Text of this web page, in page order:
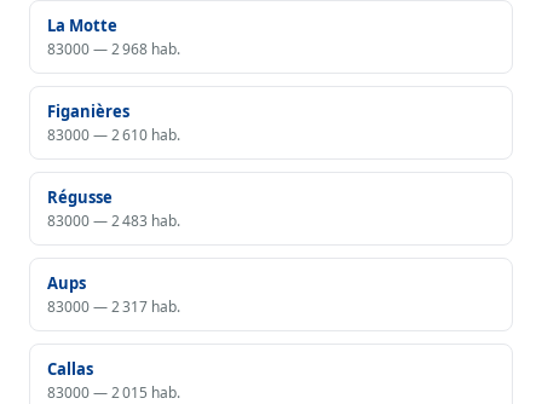
La Motte
83000 — 2 968 hab.
Figanières
83000 — 2 610 hab.
Régusse
83000 — 2 483 hab.
Aups
83000 — 2 317 hab.
Callas
83000 — 2 015 hab.